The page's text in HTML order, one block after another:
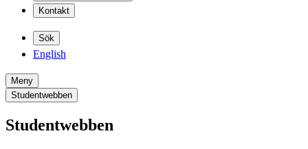
Kontakt
Sök
English
Meny
Studentwebben
Studentwebben